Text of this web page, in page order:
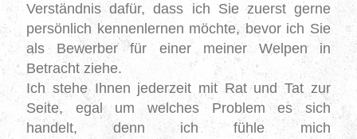
Verständnis dafür, dass ich Sie zuerst gerne
persönlich kennenlernen möchte, bevor ich Sie
als Bewerber für einer meiner Welpenin
Betracht ziehe.
Ich stehe Ihnen jederzeit mit Rat und Tat zur
Seite, egal um welches Problem es sich
handelt, denn ich fühle mich